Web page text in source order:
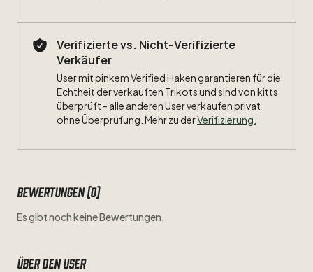
Verifizierte vs. Nicht-Verifizierte
Verkäufer
User mit pinkem Verified Haken garantieren für die
Echtheit der verkauften Trikots und sind von kitts
überprüft - alle anderen User verkaufen privat
ohne Überprüfung. Mehr zu derVerifizierung.
Bewertungen (0)
Es gibt noch keine Bewertungen.
Über den user